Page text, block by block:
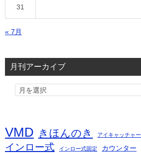
31
« 7月
月刊アーカイブ
VMD きほんのき アイキャッチャー
インロー式 インロー式固定 カウンター